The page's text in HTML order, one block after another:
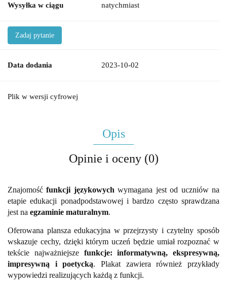
Wysyłka w ciągu natychmiast
Zadaj pytanie
Data dodania 2023-10-02
Plik w wersji cyfrowej
Opis
Opinie i oceny (0)
Znajomośćfunkcji językowych wymagana jest od uczniów na
etapie edukacji ponadpodstawowej i bardzo często sprawdzana
jest na egzaminie maturalnym.
Oferowana plansza edukacyjna w przejrzysty i czytelny sposób
wskazuje cechy, dzięki którym uczeń będzie umiał rozpoznać w
tekście najważniejsze funkcje: informatywną, ekspresywną,
impresywną i poetycką. Plakat zawiera również przykłady
wypowiedzi realizujących każdą z funkcji.